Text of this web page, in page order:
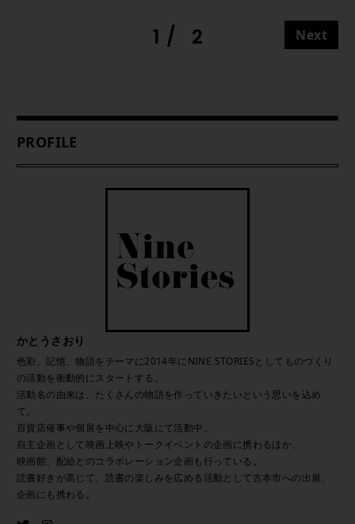
Next
1 2
PROFILE
かとうさおり
色彩、記憶、物語をテーマに2014年にNINE STORIESとしてものづくり
の活動を衝動的にスタートする。
活動名の由来は、たくさんの物語を作っていきたいという思いを込め
て。
百貨店催事や個展を中心に大阪にて活動中。
自主企画として映画上映やトークイベントの企画に携わるほか、
映画館、配給とのコラボレーション企画も行っている。
読書好きが高じて、読書の楽しみを広める活動として古本市への出展、
企画にも携わる。